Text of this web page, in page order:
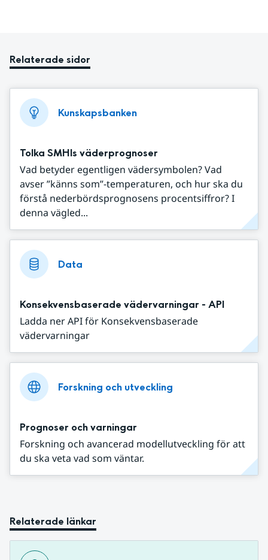
Relaterade sidor
Kunskapsbanken
Tolka SMHIs väderprognoser
Vad betyder egentligen vädersymbolen? Vad
avser ”känns som”-temperaturen, och hur ska du
förstå nederbördsprognosens procentsiffror? I
denna vägled...
Data
Konsekvensbaserade vädervarningar - API
Ladda ner API för Konsekvensbaserade
vädervarningar
Forskning och utveckling
Prognoser och varningar
Forskning och avancerad modellutveckling för att
du ska veta vad som väntar.
Relaterade länkar